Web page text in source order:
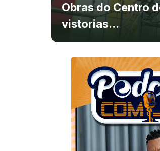
Obras do Centro
vistorias...